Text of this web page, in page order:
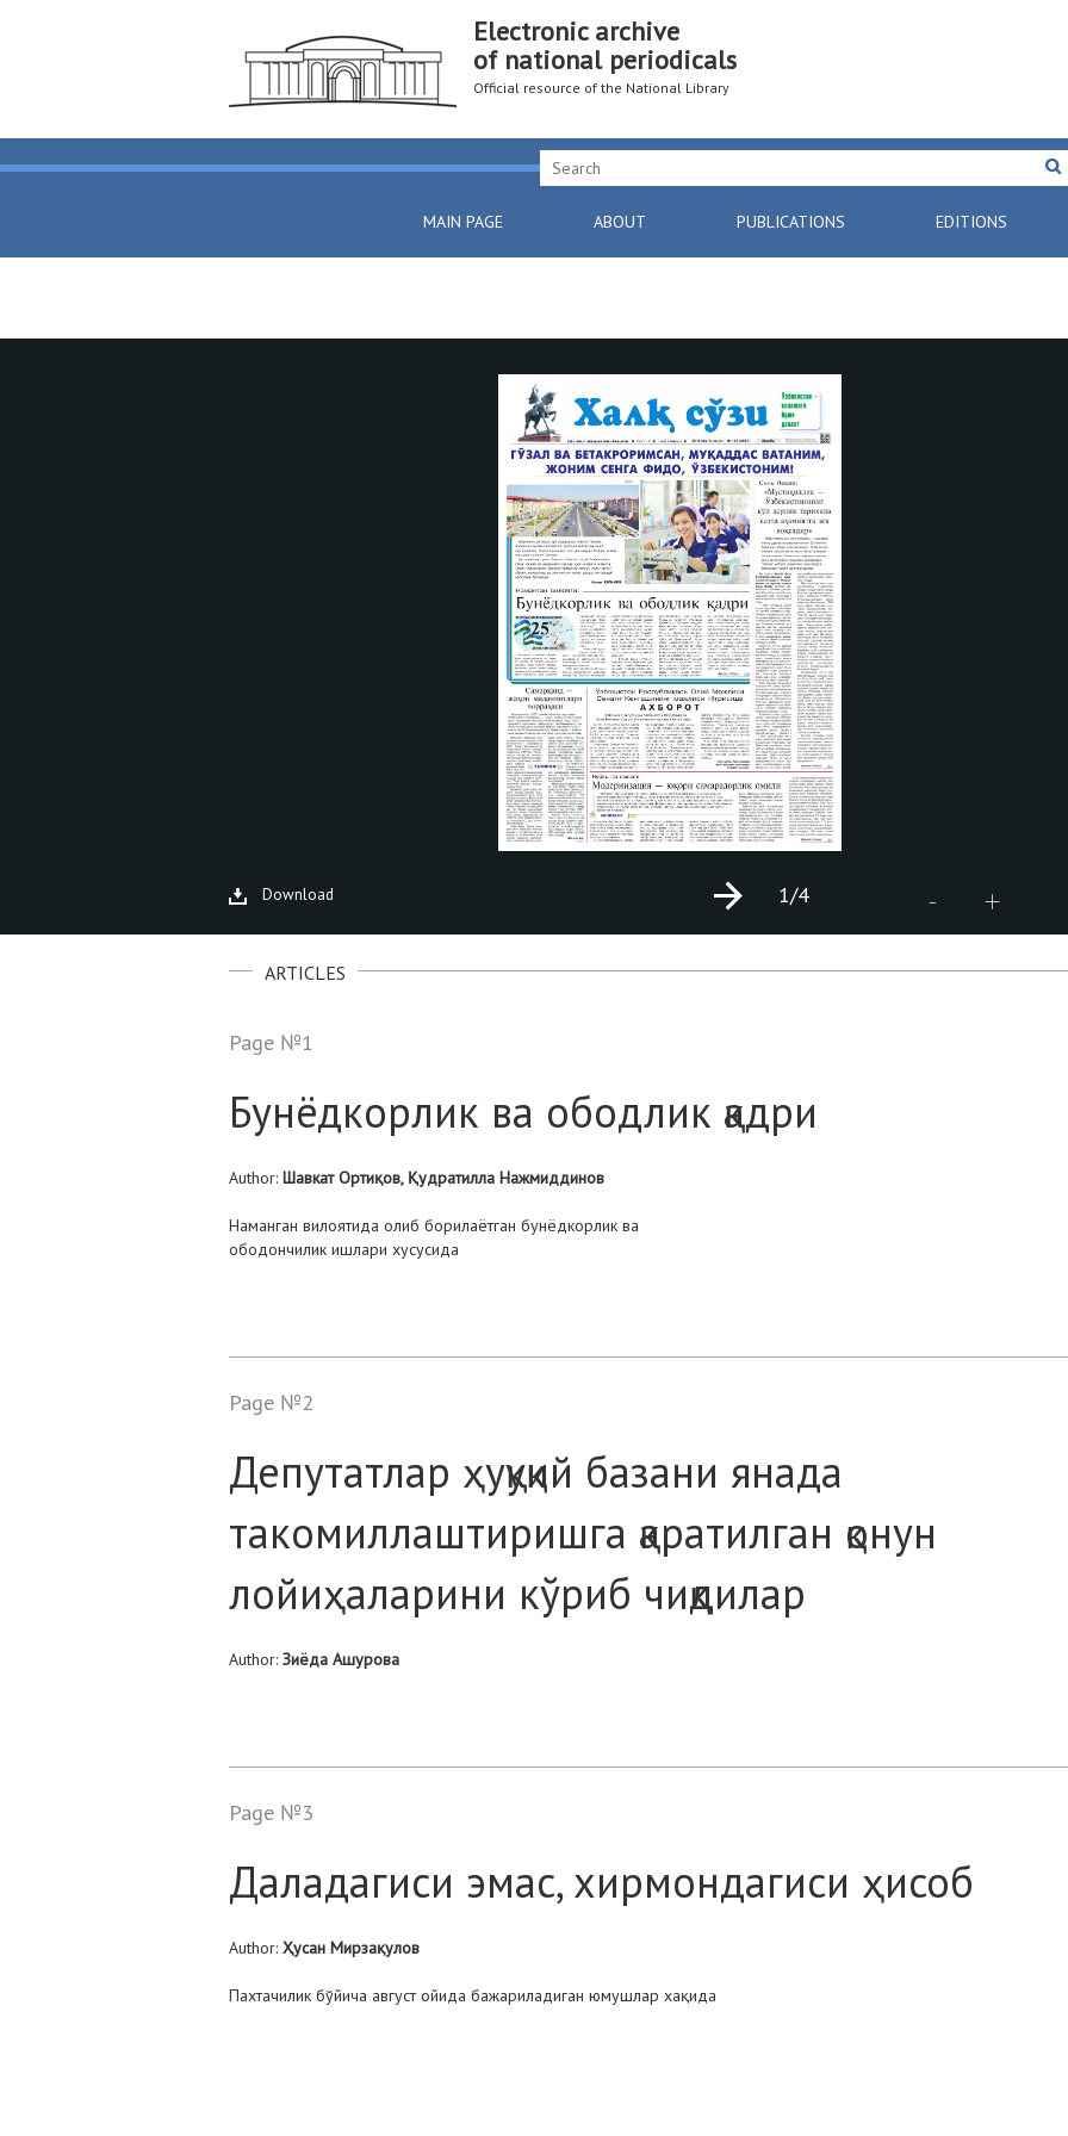
Electronic archive
of national periodicals
Official resource of the National Library
MAIN PAGE ABOUT PUBLICATIONS EDITIONS
Download - +
1/4
ARTICLES
Page №1
Бунёдкорлик ва ободлик қадри
Author: Шавкат Ортиқов, Қудратилла Нажмиддинов
Наманган вилоятида олиб борилаётган бунёдкорлик ва
ободончилик ишлари хусусида
Page №2
Депутатлар ҳуқуқий базани янада
такомиллаштиришга қаратилган қонун
лойиҳаларини кўриб чиқдилар
Author: Зиёда Ашурова
Page №3
Даладагиси эмас, хирмондагиси ҳисоб
Author: Ҳусан Мирзақулов
Пахтачилик бўйича август ойида бажариладиган юмушлар хақида